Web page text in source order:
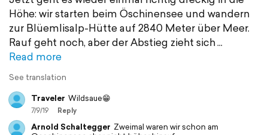
Höhe: wir starten beim Öschinensee und wandern
zur Blüemlisalp-Hütte auf 2840 Meter über Meer.
Rauf geht noch, aber der Abstieg zieht sich
Read more
See translation
Traveler Wildsaue😁
7/9/19 Reply
Arnold Schaltegger Zweimal waren wir schon am